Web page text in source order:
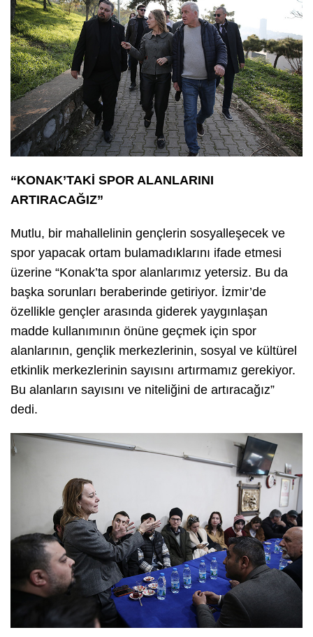
“KONAK’TAKİ SPOR ALANLARINI
ARTIRACAĞIZ”
Mutlu, bir mahallelinin gençlerin sosyalleşecek ve
spor yapacak ortam bulamadıklarını ifade etmesi
üzerine “Konak’ta spor alanlarımız yetersiz. Bu da
başka sorunları beraberinde getiriyor. İzmir’de
özellikle gençler arasında giderek yaygınlaşan
madde kullanımının önüne geçmek için spor
alanlarının, gençlik merkezlerinin, sosyal ve kültürel
etkinlik merkezlerinin sayısını artırmamız gerekiyor.
Bu alanların sayısını ve niteliğini de artıracağız”
dedi.